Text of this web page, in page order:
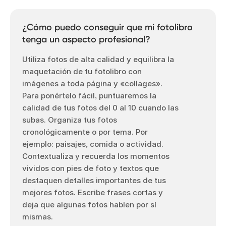
¿Cómo puedo conseguir que mi fotolibro
tenga un aspecto profesional?
Utiliza fotos de alta calidad y equilibra la
maquetación de tu fotolibro con
imágenes a toda página y «collages».
Para ponértelo fácil, puntuaremos la
calidad de tus fotos del 0 al 10 cuando las
subas. Organiza tus fotos
cronológicamente o por tema. Por
ejemplo: paisajes, comida o actividad.
Contextualiza y recuerda los momentos
vividos con pies de foto y textos que
destaquen detalles importantes de tus
mejores fotos. Escribe frases cortas y
deja que algunas fotos hablen por sí
mismas.